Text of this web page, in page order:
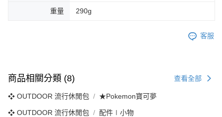
重量 290g
客服
商品相關分類 (8) 查看全部
❖ OUTDOOR 流行休閒包 ★Pokemon寶可夢
❖ OUTDOOR 流行休閒包 配件∣小物